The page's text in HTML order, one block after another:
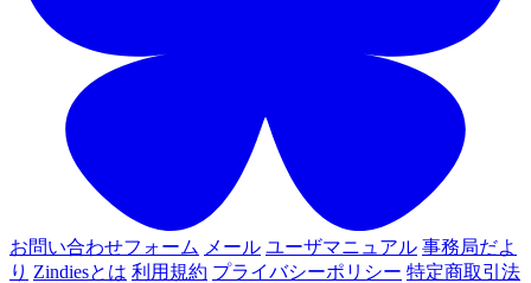
お問い合わせフォーム メール ユーザマニュアル 事務局だよ
り Zindiesとは 利用規約 プライバシーポリシー 特定商取引法